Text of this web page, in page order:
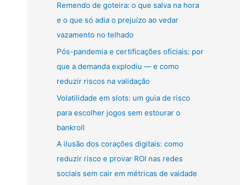
i
s
a
r
p
o
r
:
Remendo de goteira: o que salva na hora
e o que só adia o prejuízo ao vedar
vazamento no telhado
Pós-pandemia e certificações oficiais: por
que a demanda explodiu — e como
reduzir riscos na validação
Volatilidade em slots: um guia de risco
para escolher jogos sem estourar o
bankroll
A ilusão dos corações digitais: como
reduzir risco e provar ROI nas redes
sociais sem cair em métricas de vaidade